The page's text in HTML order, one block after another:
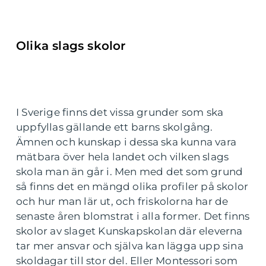
Olika slags skolor
I Sverige finns det vissa grunder som ska
uppfyllas gällande ett barns skolgång.
Ämnen och kunskap i dessa ska kunna vara
mätbara över hela landet och vilken slags
skola man än går i. Men med det som grund
så finns det en mängd olika profiler på skolor
och hur man lär ut, och friskolorna har de
senaste åren blomstrat i alla former. Det finns
skolor av slaget Kunskapskolan där eleverna
tar mer ansvar och själva kan lägga upp sina
skoldagar till stor del. Eller Montessori som